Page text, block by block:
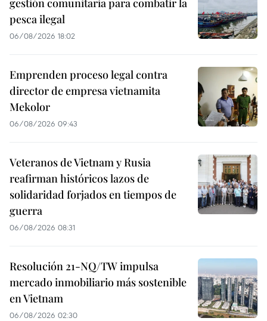
gestión comunitaria para combatir la
pesca ilegal
06/08/2026 18:02
Emprenden proceso legal contra
director de empresa vietnamita
Mekolor
06/08/2026 09:43
Veteranos de Vietnam y Rusia
reafirman históricos lazos de
solidaridad forjados en tiempos de
guerra
06/08/2026 08:31
Resolución 21-NQ/TW impulsa
mercado inmobiliario más sostenible
en Vietnam
06/08/2026 02:30